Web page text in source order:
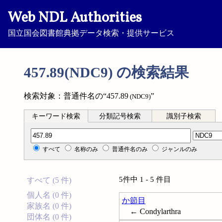
Web NDL Authorities
国立国会図書館典拠データ検索・提供サービス
457.89(NDC9) の検索結果
検索対象：普通件名の“457.89 (NDC9)”
キーワード検索 分類記号検索 識別子検索
分類記号検索
すべて 名称のみ 普通件名のみ ジャンルのみ
すべて (5 件)
個人名 (0 件)
家族名 (0 件)
団体名 (0 件)
5件中 1 - 5 件目
か節目
← Condylarthra